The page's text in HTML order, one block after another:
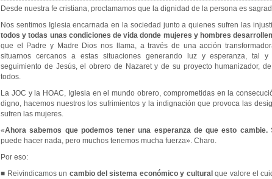
Desde nuestra fe cristiana, proclamamos que la dignidad de la persona es
Nos sentimos Iglesia encarnada en la sociedad junto a quienes sufren las
todos y todas unas condiciones de vida donde mujeres y hombres
que el Padre y Madre Dios nos llama, a través de una acción
situarnos cercanos a estas situaciones generando luz y esperanza, tal y
seguimiento de Jesús, el obrero de Nazaret y de su proyecto humanizador,
todos.
La JOC y la HOAC, Iglesia en el mundo obrero, comprometidas en la
digno, hacemos nuestros los sufrimientos y la indignación que provoca las
sufren las mujeres.
«Ahora sabemos que podemos tener una esperanza de que esto cambie.
puede hacer nada, pero muchos tenemos mucha fuerza». Charo.
Por eso:
■ Reivindicamos un cambio del sistema económico y culturalque valore el